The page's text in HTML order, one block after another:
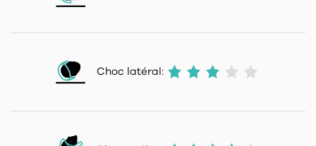
Choc latéral: